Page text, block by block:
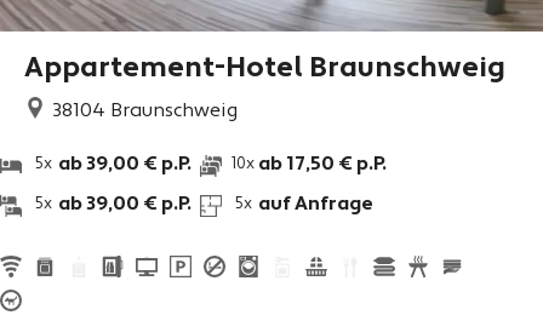
Appartement-Hotel Braunschweig
38104 Braunschweig
5x ab 39,00 € p.P.
5x ab 39,00 € p.P.
10x ab 17,50 € p.P.
5x auf Anfrage